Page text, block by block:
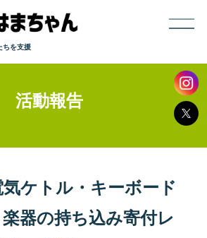
ホーム
寄付までの流れ
取り扱い品目
発送方法
ちを支援
活動報告
ケトル・キーボード
器の持ち込み寄付レ